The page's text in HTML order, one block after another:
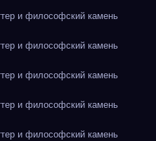
и философский камень
и философский камень
и философский камень
и философский камень
и философский камень